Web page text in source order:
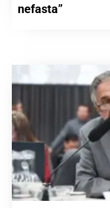
nefasta”